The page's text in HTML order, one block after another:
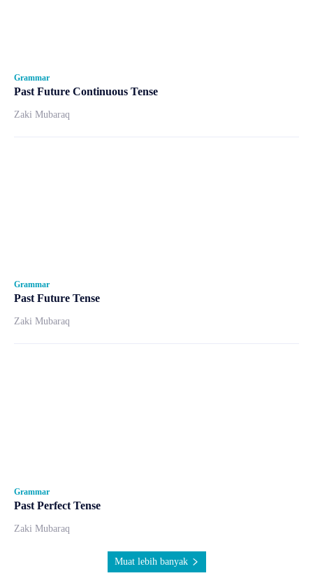
Grammar
Past Future Continuous Tense
Zaki Mubaraq
Grammar
Past Future Tense
Zaki Mubaraq
Grammar
Past Perfect Tense
Zaki Mubaraq
Muat lebih banyak